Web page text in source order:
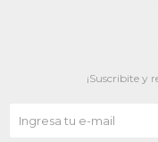
¡Suscribite y